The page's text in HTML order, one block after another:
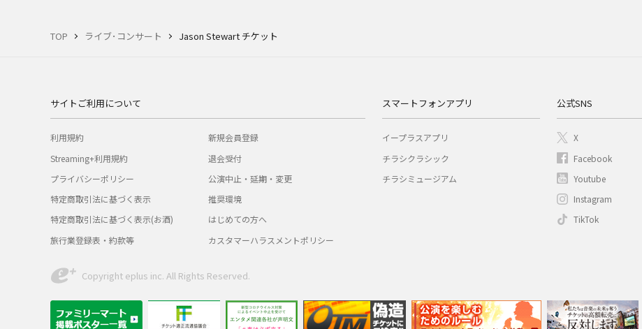
TOP ライブ･コンサート Jason Stewart チケット
サイトご利用について
利用規約
Streaming+利用規約
プライバシーポリシー
特定商取引法に基づく表示
特定商取引法に基づく表示(お酒)
旅行業登録表・約款等
新規会員登録
退会受付
公演中止・延期・変更
推奨環境
はじめての方へ
カスタマーハラスメントポリシー
スマートフォンアプリ
イープラスアプリ
チラシクラシック
チラシミュージアム
公式SNS
X
Facebook
Youtube
Instagram
TikTok
Copyright eplus inc. All Rights Reserved.